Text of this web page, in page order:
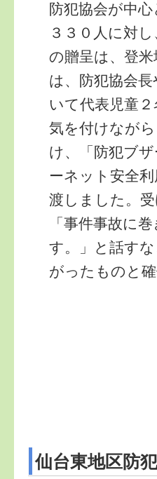
防犯協会が中
３３０人に対
の贈呈は、登
は、防犯協会
いて代表児童
気を付けなが
け、「防犯ブ
ーネット安全
渡しました。
「事件事故に
す。」と話す
がったものと確
仙台東地区防